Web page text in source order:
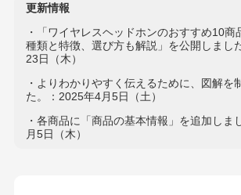
更新情報
・「ワイヤレスヘッドホンのおすすめ10商
種類と特徴、選び方も解説」を公開しまし
23日（木）
・よりわかりやすく伝えるために、図解を
た。：2025年4月5日（土）
・各商品に「商品の基本情報」を追加しま
月5日（木）